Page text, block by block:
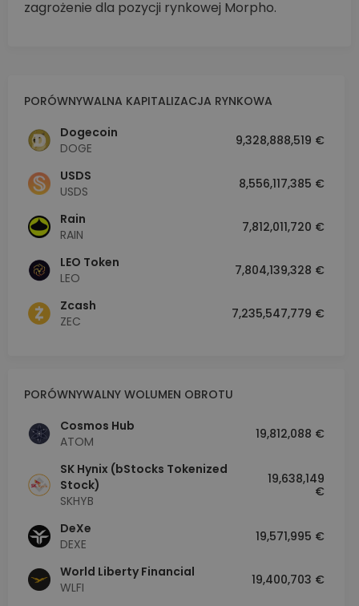
zagrożenie dla pozycji rynkowej Morpho.
PORÓWNYWALNA KAPITALIZACJA RYNKOWA
Dogecoin
DOGE
9,328,888,519 €
USDS
USDS
8,556,117,385 €
Rain
RAIN
7,812,011,720 €
LEO Token
LEO
7,804,139,328 €
Zcash
ZEC
7,235,547,779 €
PORÓWNYWALNY WOLUMEN OBROTU
Cosmos Hub
ATOM
19,812,088 €
SK Hynix (bStocks Tokenized
Stock)
SKHYB
19,638,149
€
DeXe
DEXE
19,571,995 €
World Liberty Financial
WLFI
19,400,703 €